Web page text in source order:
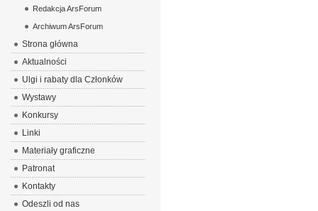
Redakcja ArsForum
Archiwum ArsForum
Strona główna
Aktualności
Ulgi i rabaty dla Członków
Wystawy
Konkursy
Linki
Materiały graficzne
Patronat
Kontakty
Odeszli od nas